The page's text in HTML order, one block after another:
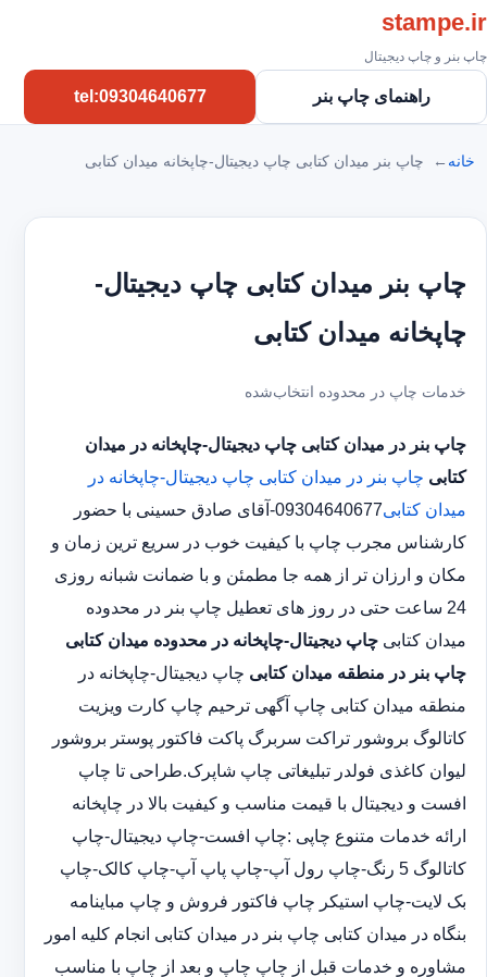
stampe.ir
چاپ بنر و چاپ دیجیتال
راهنمای چاپ بنر tel:09304640677
خانه چاپ بنر میدان کتابی چاپ دیجیتال-چاپخانه میدان کتابی
چاپ بنر میدان کتابی چاپ دیجیتال-
چاپخانه میدان کتابی
خدمات چاپ در محدوده انتخاب‌شده
چاپ بنر در میدان کتابی چاپ دیجیتال-چاپخانه در میدان
کتابی چاپ بنر در میدان کتابی چاپ دیجیتال-چاپخانه در
میدان کتابی
09304640677-آقای صادق حسینی با حضور
کارشناس مجرب چاپ با کیفیت خوب در سریع ترین زمان و
مکان و ارزان تر از همه جا مطمئن و با ضمانت شبانه روزی
24 ساعت حتی در روز های تعطیل چاپ بنر در محدوده
میدان کتابی چاپ دیجیتال-چاپخانه در محدوده میدان کتابی
چاپ بنر در منطقه میدان کتابی چاپ دیجیتال-چاپخانه در
منطقه میدان کتابی چاپ آگهی ترحیم چاپ کارت ویزیت
کاتالوگ بروشور تراکت سربرگ پاکت فاکتور پوستر بروشور
لیوان کاغذی فولدر تبلیغاتی چاپ شاپرک.طراحی تا چاپ
افست و دیجیتال با قیمت مناسب و کیفیت بالا در چاپخانه
ارائه خدمات متنوع چاپی :چاپ افست-چاپ دیجیتال-چاپ
کاتالوگ 5 رنگ-چاپ رول آپ-چاپ پاپ آپ-چاپ کالک-چاپ
بک لایت-چاپ استیکر چاپ فاکتور فروش و چاپ مباینامه
بنگاه در میدان کتابی چاپ بنر در میدان کتابی انجام کلیه امور
مشاوره و خدمات قبل از چاپ چاپ و بعد از چاپ با مناسب